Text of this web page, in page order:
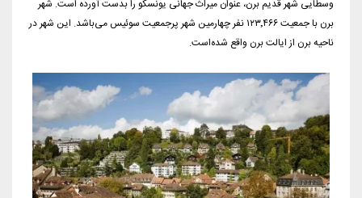
وسطایی شهر قدیم برن، عنوان میراث جهانی یونسکو را بدست آورده است. شهر
برن با جمعیت ۱۲۳٬۴۶۶ نفر چهارمین شهر پرجمعیت سوئیس می‌باشد. این شهر در
ناحیه برن از ایالت برن واقع شده‌است.